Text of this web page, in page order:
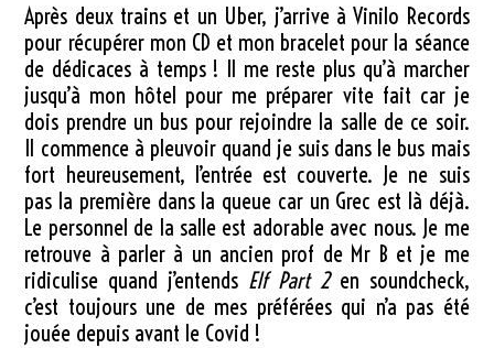
Après deux trains et un Uber, j’arrive à Vinilo Records
pour récupérer mon CD et mon bracelet pour la séance
de dédicaces à temps ! Il me reste plus qu’à marcher
jusqu’à mon hôtel pour me préparer vite fait car je
dois prendre un bus pour rejoindre la salle de ce soir.
Il commence à pleuvoir quand je suis dans le bus mais
fort heureusement, l’entrée est couverte. Je ne suis
pas la première dans la queue car un Grec est là déjà.
Le personnel de la salle est adorable avec nous. Je me
retrouve à parler à un ancien prof de Mr B et je me
ridiculise quand j’entends Elf Part 2en soundcheck,
c’est toujours une de mes préférées qui n’a pas été
jouée depuis avant le Covid !